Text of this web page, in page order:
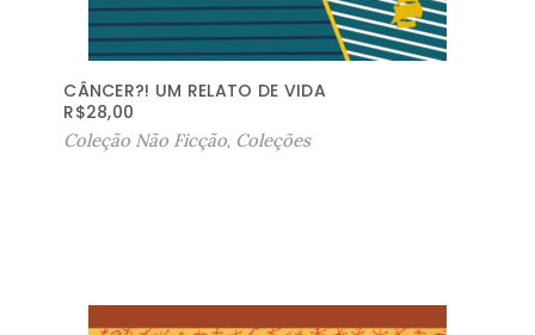
CÂNCER?! UM RELATO DE VIDA
R$28,00
Coleção Não Ficção, Coleções